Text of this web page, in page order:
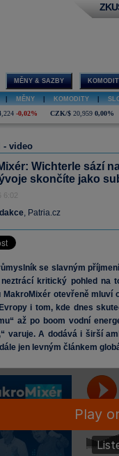
MĚNY & SAZBY
MĚNY KOMODITY
-0,02% CZK/$ 20,959 0,00%
- video
Wichterle sází
skončíte jako
6:02
, Patria.cz
se slavným
kritický pohled na
MakroMixér otevřeně mluví
i tom, kde dnes
až po boom vodní
varuje. A dodává i širší
jen levným článkem